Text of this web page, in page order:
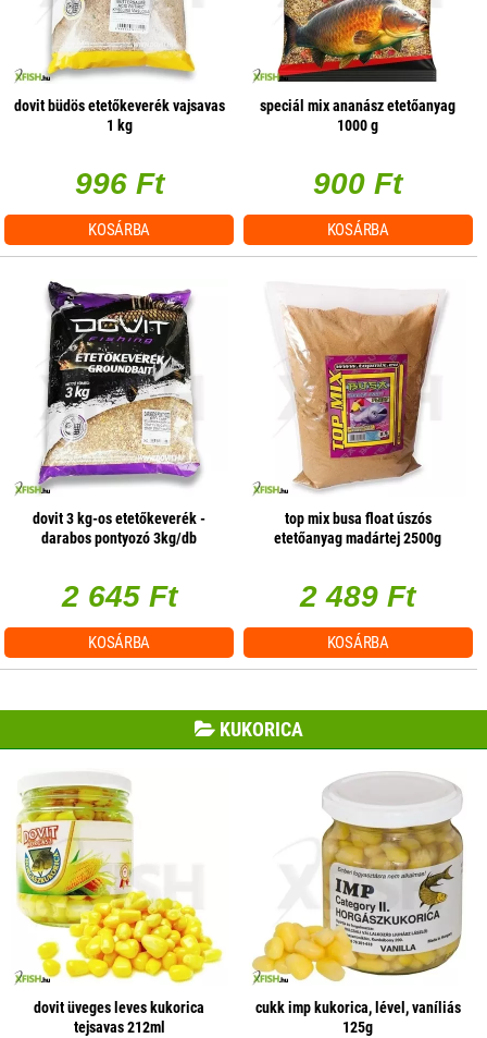
dovit büdös etetőkeverék vajsavas
1 kg
996 Ft
KOSÁRBA
speciál mix ananász etetőanyag
1000 g
900 Ft
KOSÁRBA
dovit 3 kg-os etetőkeverék -
darabos pontyozó 3kg/db
2 645 Ft
KOSÁRBA
top mix busa float úszós
etetőanyag madártej 2500g
2 489 Ft
KOSÁRBA
KUKORICA
dovit üveges leves kukorica
tejsavas 212ml
cukk imp kukorica, lével, vaníliás
125g